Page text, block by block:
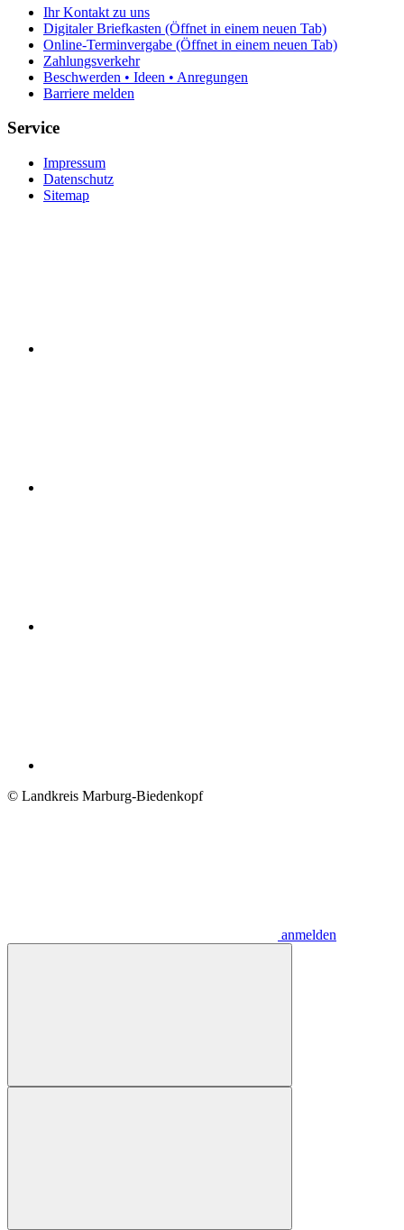
Ihr Kontakt zu uns
Digitaler Briefkasten (Öffnet in einem neuen Tab)
Online-Terminvergabe (Öffnet in einem neuen Tab)
Zahlungsverkehr
Beschwerden • Ideen • Anregungen
Barriere melden
Service
Impressum
Datenschutz
Sitemap
© Landkreis Marburg-Biedenkopf
anmelden